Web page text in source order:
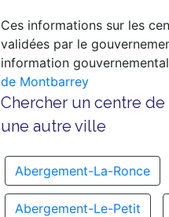
Ces informations sur les
validées par le
information
de Montbarrey
Chercher un centre
une autre ville
Abergement-La-Ronce
Abergement-Le-Petit